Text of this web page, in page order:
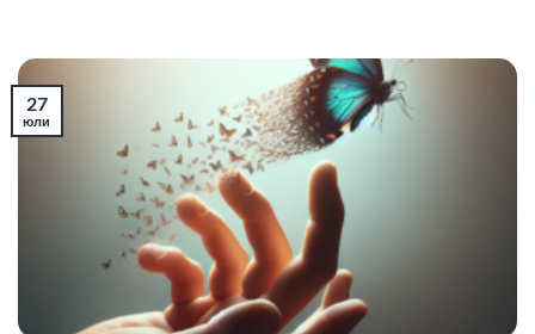
27
юли